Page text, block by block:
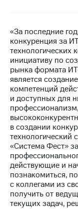
Новости
в
регионе
и акционерам
секретарь
ПАО
"МТС"
Собрания
«За последние
конкуренция за
технологических
инициативу по
рынка формата
является
компетенций
и доступных для
в создании
технологический
«Система Фест»
действующие и
познакомиться,
с коллегами из
получить от
текущих задач,